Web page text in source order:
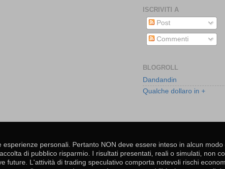
ISCRIVITI A
Post
Commenti
BLOGROLL
Dandandin
Qualche dollaro in +
personali. Pertanto NON deve essere inteso in alcun modo
di pubblico risparmio. I risultati presentati, reali o simulati, non
future. L'attività di trading speculativo comporta notevoli rischi